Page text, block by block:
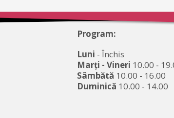
Program:
Luni - Închis
Marţi - Vineri 10.00 -
Sâmbătă 10.00 - 16.00
Duminică 10.00 - 14.00